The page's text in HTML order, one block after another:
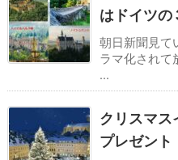
はドイツの
朝日新聞見て
ラマ化されて
...
クリスマス
プレゼント